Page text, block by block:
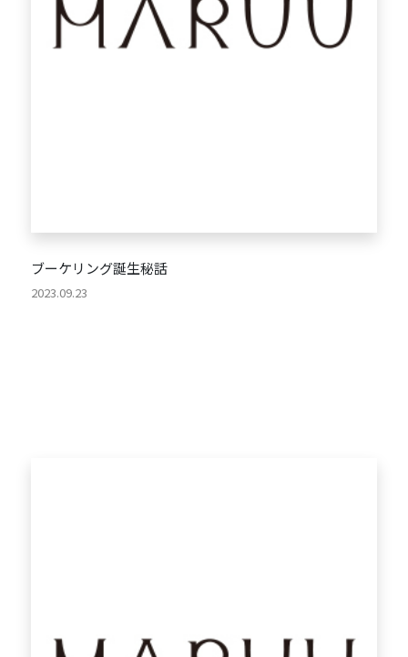
ブーケリング誕生秘話
2023.09.23